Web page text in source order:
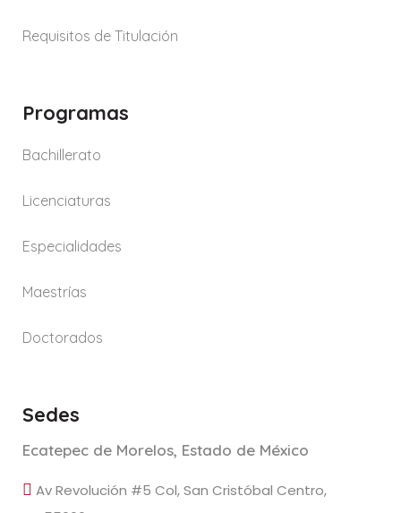
Requisitos de Titulación
Programas
Bachillerato
Licenciaturas
Especialidades
Maestrías
Doctorados
Sedes
Ecatepec de Morelos, Estado de México
Av Revolución #5 Col, San Cristóbal Centro,